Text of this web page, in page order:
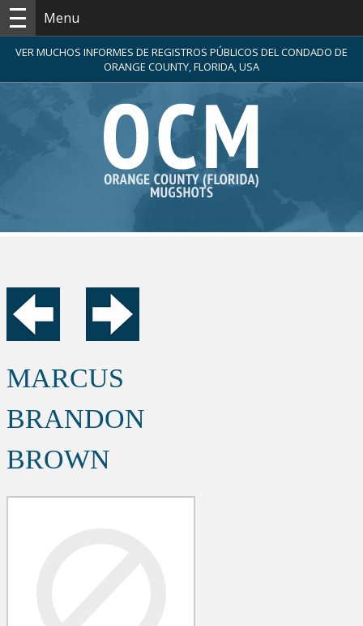
Menu
VER MUCHOS INFORMES DE REGISTROS PÚBLICOS DEL CONDADO DE
ORANGE COUNTY, FLORIDA, USA
MARCUS
BRANDON
BROWN